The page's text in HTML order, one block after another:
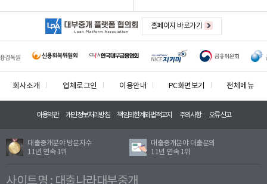
홈페이지 바로가기
회사소개 업체로그인 이용안내 PC화면보기 전체메뉴
이용약관 개인정보처리방침 책임의한계와법적고지 주의사항 오류신고
대출중개분야 방문자수
11년 연속 1위
대출중개분야 대출문의
11년 연속 1위